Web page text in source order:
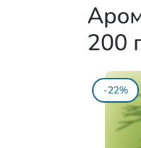
200
-22%